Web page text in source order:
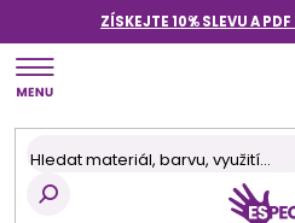
obsah
ZÍSKEJTE 10% SLEVU A